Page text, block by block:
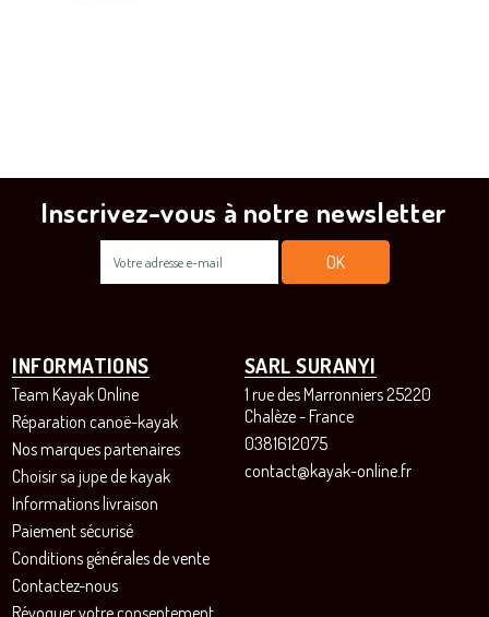
Inscrivez-vous à notre newsletter
INFORMATIONS
Team Kayak Online
Réparation canoë-kayak
Nos marques partenaires
Choisir sa jupe de kayak
Informations livraison
Paiement sécurisé
Conditions générales de vente
Contactez-nous
Révoquer votre consentement
SARL SURANYI
1 rue des Marronniers 25220
Chalèze - France
0381612075
contact@kayak-online.fr